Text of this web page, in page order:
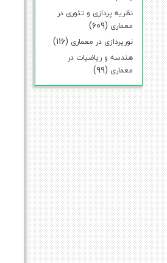
نظریه پردازی و تئوری در
معماری (۶۰۹)
نورپردازی در معماری (۱۱۶)
هندسه و ریاضیات در
معماری (۹۹)